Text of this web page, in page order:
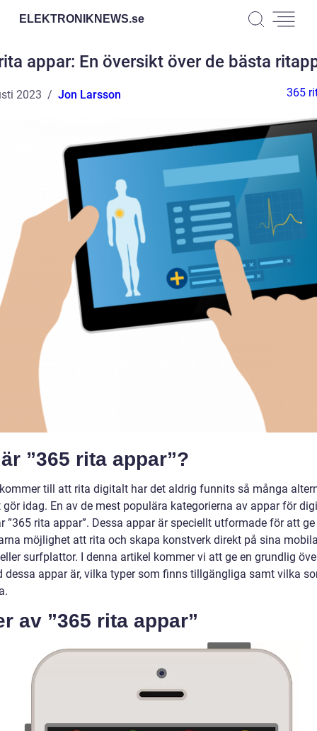
ELEKTRONIKNEWS.se
appar: En översikt över de bästa
2023 Jon Larsson 365
”365 rita appar”?
till att rita digitalt har det aldrig funnits så många
gör idag. En av de mest populära kategorierna av appar för
”365 rita appar”. Dessa appar är speciellt utformade för att ge
möjlighet att rita och skapa konstverk direkt på sina
surfplattor. I denna artikel kommer vi att ge en grundlig
dessa appar är, vilka typer som finns tillgängliga samt vilka
av ”365 rita appar”